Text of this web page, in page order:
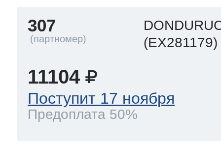
307
(EX281179)
11104
Поступит 17 ноября
Предоплата 50%